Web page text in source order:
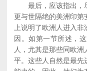
最后，应该指出，尽
更与世隔绝的美洲印第
上说明了欧洲人进入
因。如第一节所述，
人，尤其是那些同欧
平。这些人自然是最先